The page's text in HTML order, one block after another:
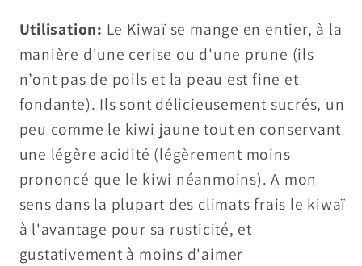
Utilisation: Le Kiwaï se mange en entier, à la
manière d'une cerise ou d'une prune (ils
n’ont pas de poils et la peau est fine et
fondante). Ils sont délicieusement sucrés, un
peu comme le kiwi jaune tout en conservant
une légère acidité (légèrement moins
prononcé que le kiwi néanmoins). A mon
sens dans la plupart des climats frais le kiwaï
à l'avantage pour sa rusticité, et
gustativement à moins d'aimer